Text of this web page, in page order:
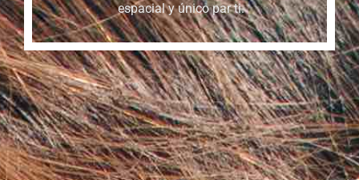
espacial y único par ti.